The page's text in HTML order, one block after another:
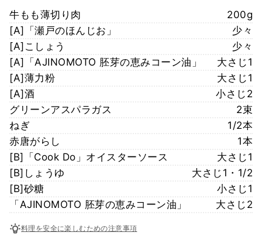
牛もも薄切り肉
200g
[A]「瀬戸のほんじお」
少々
[A]こしょう
少々
[A]「AJINOMOTO 胚芽の恵みコーン油」
大さじ1
[A]薄力粉
大さじ1
[A]酒
小さじ2
グリーンアスパラガス
2束
ねぎ
1/2本
赤唐がらし
1本
[B]「Cook Do」オイスターソース
大さじ1
[B]しょうゆ
大さじ1・1/2
[B]砂糖
小さじ1
「AJINOMOTO 胚芽の恵みコーン油」
大さじ2
料理を安全に楽しむための注意事項